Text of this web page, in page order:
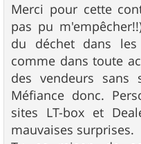
Merci pour cette
pas pu
du déchet dans
comme dans toute
des vendeurs sans
Méfiance donc.
sites LT-box et
mauvaises surprises.